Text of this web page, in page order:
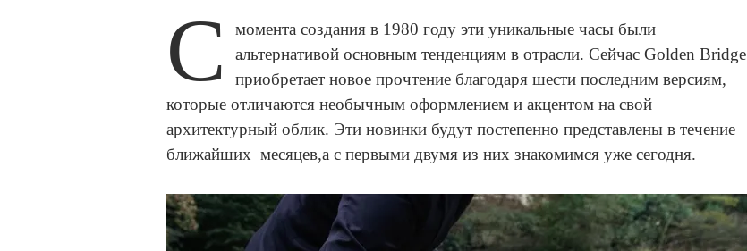
С
момента создания в 1980 году эти уникальные часы были
альтернативой основным тенденциям в отрасли. Сейчас Golden Bridge
приобретает новое прочтение благодаря шести последним версиям,
которые отличаются необычным оформлением и акцентом на свой
архитектурный облик. Эти новинки будут постепенно представлены в течение
ближайших месяцев,а с первыми двумя из них знакомимся уже сегодня.